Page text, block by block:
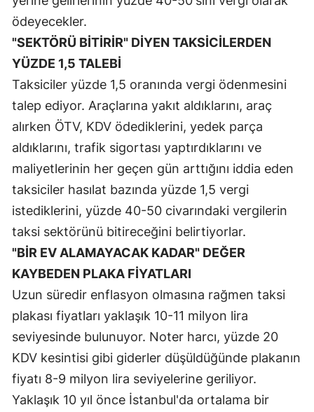
ödeyecekler.
"SEKTÖRÜ BİTİRİR" DİYEN TAKSİCİLERDEN
YÜZDE 1,5 TALEBİ
Taksiciler yüzde 1,5 oranında vergi ödenmesini
talep ediyor. Araçlarına yakıt aldıklarını, araç
alırken ÖTV, KDV ödediklerini, yedek parça
aldıklarını, trafik sigortası yaptırdıklarını ve
maliyetlerinin her geçen gün arttığını iddia eden
taksiciler hasılat bazında yüzde 1,5 vergi
istediklerini, yüzde 40-50 civarındaki vergilerin
taksi sektörünü bitireceğini belirtiyorlar.
"BİR EV ALAMAYACAK KADAR" DEĞER
KAYBEDEN PLAKA FİYATLARI
Uzun süredir enflasyon olmasına rağmen taksi
plakası fiyatları yaklaşık 10-11 milyon lira
seviyesinde bulunuyor. Noter harcı, yüzde 20
KDV kesintisi gibi giderler düşüldüğünde plakanın
fiyatı 8-9 milyon lira seviyelerine geriliyor.
Yaklaşık 10 yıl önce İstanbul'da ortalama bir